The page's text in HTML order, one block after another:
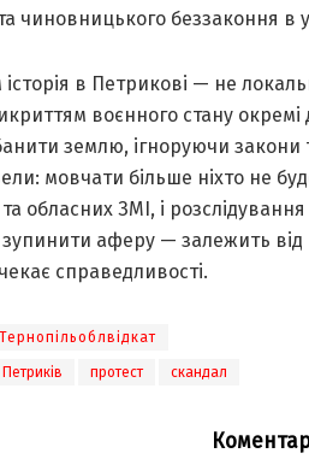
чиновницького беззаконня в
історія в Петрикові — не
воєнного стану окремі
землю, ігноруючи закони
мовчати більше ніхто не
обласних ЗМІ, і
зупинити аферу — залежить від
справедливості.
Тернопільоблвідкат
Петриків протест скандал